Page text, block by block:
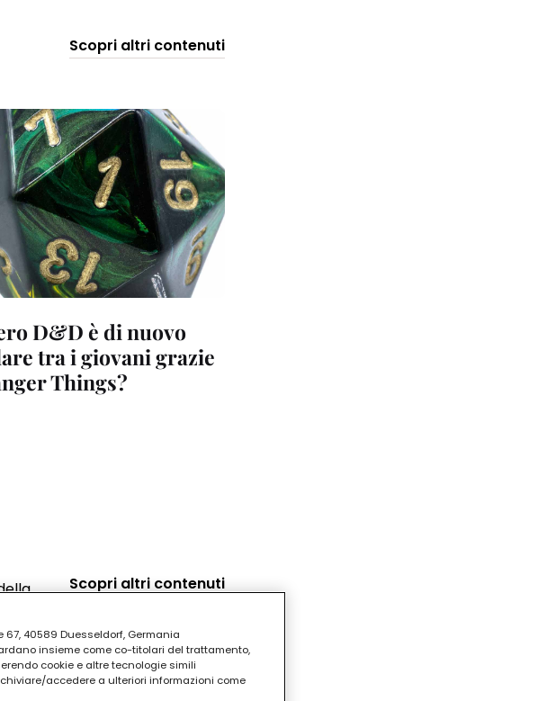
Scopri altri contenuti
D&D è di nuovo
tra i giovani grazie
Things?
Scopri altri contenuti
67, 40589 Duesseldorf, Germania
insieme come co-titolari del trattamento,
cookie e altre tecnologie simili
accedere a ulteriori informazioni come